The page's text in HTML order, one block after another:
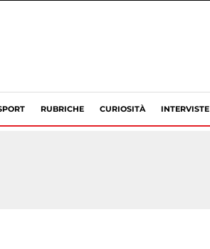
RUBRICHE CURIOSITÀ INTERVISTE